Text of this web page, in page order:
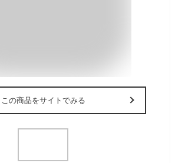
この商品をサイトでみる